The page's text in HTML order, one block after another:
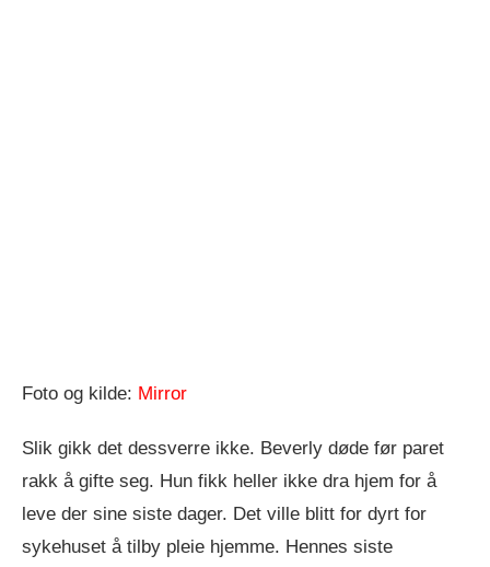
Foto og kilde: Mirror
Slik gikk det dessverre ikke. Beverly døde før paret
rakk å gifte seg. Hun fikk heller ikke dra hjem for å
leve der sine siste dager. Det ville blitt for dyrt for
sykehuset å tilby pleie hjemme. Hennes siste